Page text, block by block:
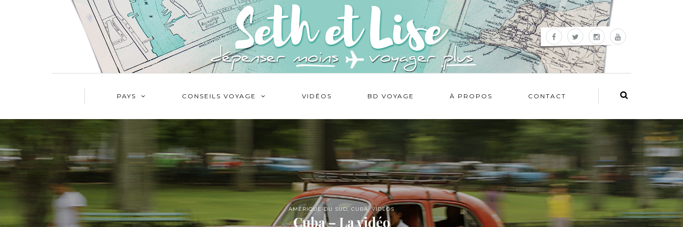
PAYS CONSEILS VOYAGE VIDÉOS BD VOYAGE À PROPOS CONTACT
AMÉRIQUE DU SUD, CUBA,VIDÉOS
Cuba – La vidéo